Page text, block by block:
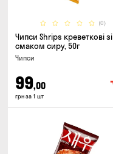
(0)
Чипси Shrips креветкові зі
смаком сиру, 50г
Чипси
99,00
грн за 1 шт